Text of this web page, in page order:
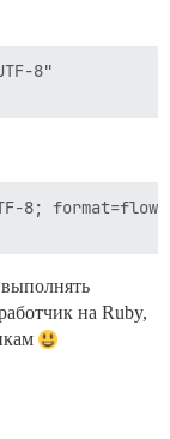
8"
8;
на Ruby,